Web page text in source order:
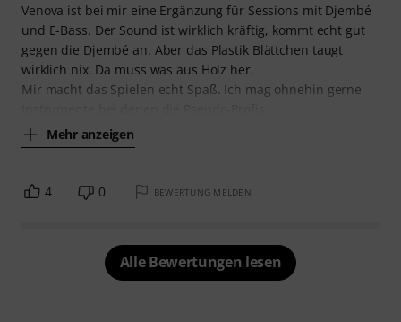
Venova ist bei mir eine Ergänzung für Sessions mit Djembé
und E-Bass. Der Sound ist wirklich kräftig, kommt echt gut
gegen die Djembé an. Aber das Plastik Blättchen taugt
wirklich nix. Da muss was aus Holz her.
Mir macht das Spielen echt Spaß. Ich mag ohnehin gerne
Mehr anzeigen
4 0 BEWERTUNG MELDEN
Alle Bewertungen lesen